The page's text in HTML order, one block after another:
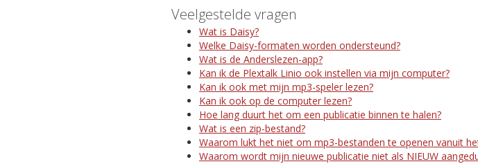
Veelgestelde vragen
Wat is Daisy?
Welke Daisy-formaten worden ondersteund?
Wat is de Anderslezen-app?
Kan ik de Plextalk Linio ook instellen via mijn computer?
Kan ik ook met mijn mp3-speler lezen?
Kan ik ook op de computer lezen?
Hoe lang duurt het om een publicatie binnen te halen?
Wat is een zip-bestand?
Waarom lukt het niet om mp3-bestanden te openen vanuit
Waarom wordt mijn nieuwe publicatie niet als NIEUW